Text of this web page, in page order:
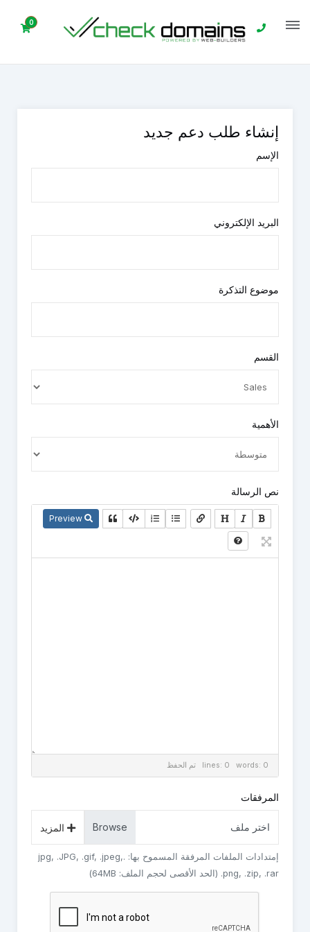
0
البوابة الرئيسية منطقة العميل الدعم الفني إرسال تذكرة جديدة
إنشاء طلب دعم جديد
الإسم
البريد الإلكتروني
موضوع التذكرة
القسم
الأهمية
نص الرسالة
lines: 0 words: 0 تم الحفظ
المرفقات
اختر ملف
إمتدادات الملفات المرفقة المسموح بها: .jpg, .JPG, .gif, .jpeg,
.png, .zip, .rar (الحد الأقصى لحجم الملف: 64MB)